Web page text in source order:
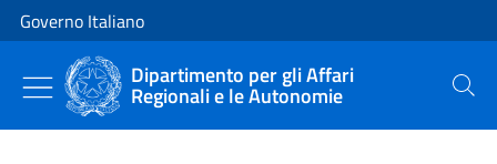
Vai al contenuto
Vai alla navigazione del sito
Governo Italiano
Dipartimento per gli Affari
Regionali e le Autonomie Cerca